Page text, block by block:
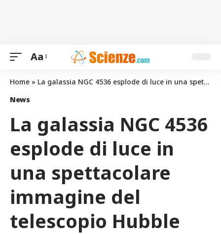
Aa
Home » La galassia NGC 4536 esplode di luce in una spettacolare immagine del telescopio Hubble
News
La galassia NGC 4536
esplode di luce in
una spettacolare
immagine del
telescopio Hubble